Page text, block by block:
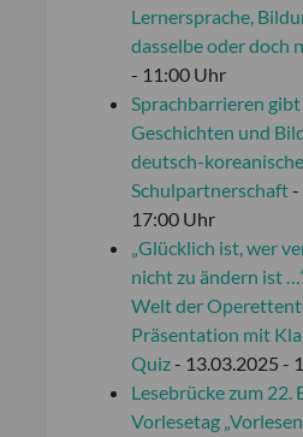
Lernersprache,
dasselbe oder doch
- 11:00 Uhr
Sprachbarrieren
Geschichten und
deutsch-
Schulpartnerschaft-
17:00 Uhr
„Glücklich ist, wer
nicht zu ändern ist
Welt der
Präsentation mit
Quiz- 13.03.2025 -
Lesebrücke zum 22.
Vorlesetag